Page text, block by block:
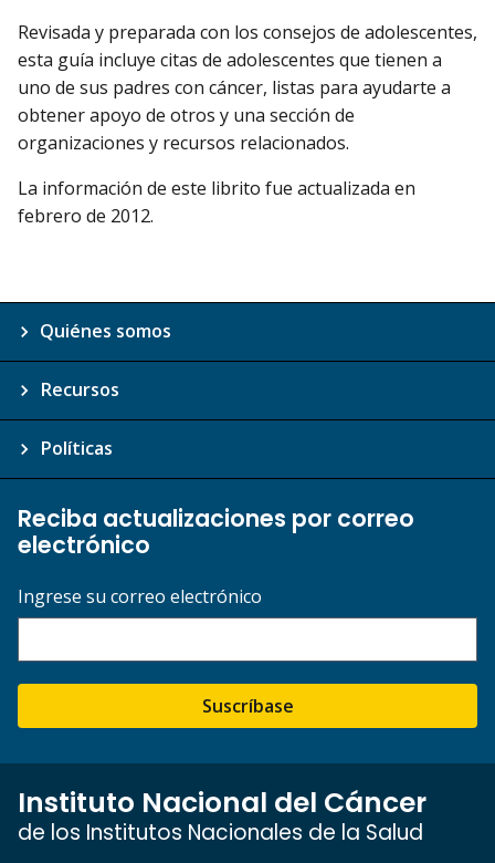
Revisada y preparada con los consejos de adolescentes,
esta guía incluye citas de adolescentes que tienen a
uno de sus padres con cáncer, listas para ayudarte a
obtener apoyo de otros y una sección de
organizaciones y recursos relacionados.
La información de este librito fue actualizada en
febrero de 2012.
Quiénes somos
Recursos
Políticas
Reciba actualizaciones por correo
electrónico
Ingrese su correo electrónico
Suscríbase
Instituto Nacional del Cáncer
de los Institutos Nacionales de la Salud